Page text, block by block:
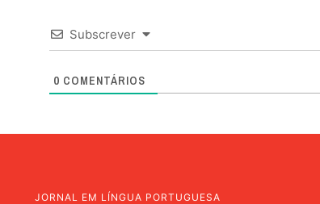
Subscrever
0 COMENTÁRIOS
JORNAL EM LÍNGUA PORTUGUESA